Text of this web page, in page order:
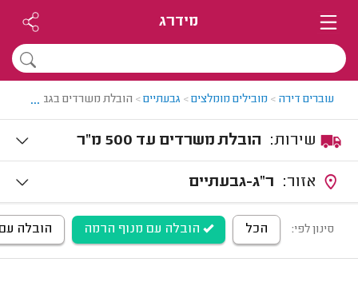
מידרג
עוברים דירה > מובילים מומלצים> גבעתיים> הובלת משרדים בגבעתיים
...
הובלת משרדים עד 500 מ"ר
ר"ג-גבעתיים
סינון לפי: הכל הובלה עם מנוף הרמה הובלה